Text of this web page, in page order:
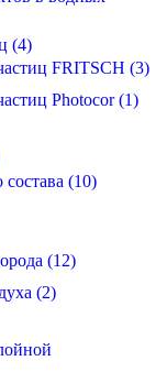
(4)
FRITSCH (3)
Photocor (1)
(10)
(12)
(2)